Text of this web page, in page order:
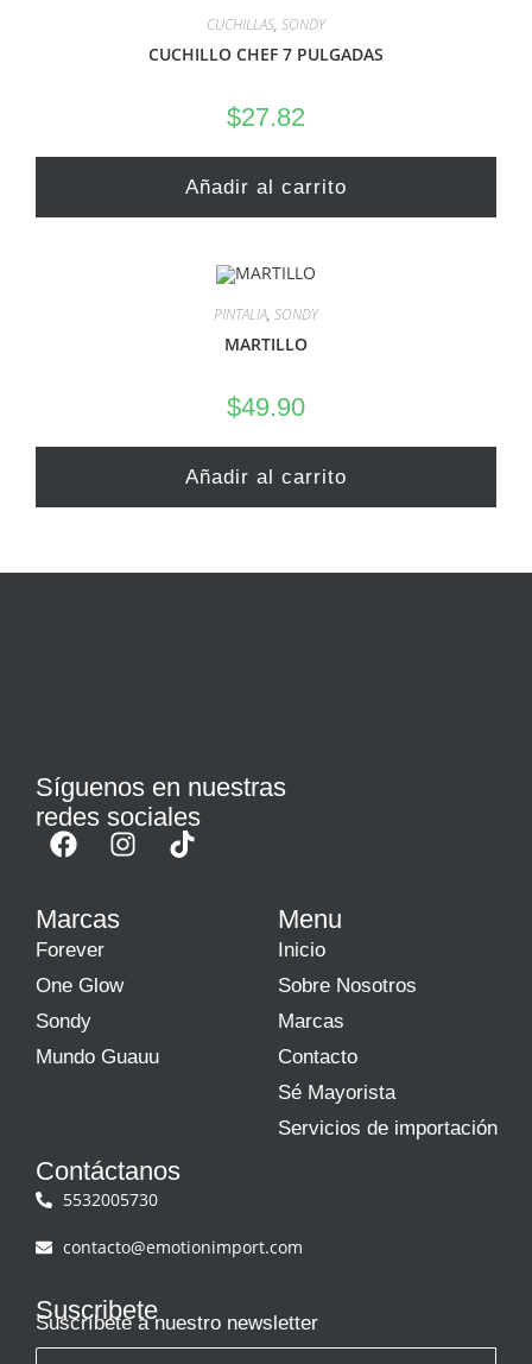
CUCHILLAS, SONDY
CUCHILLO CHEF 7 PULGADAS
$27.82
Añadir al carrito
PINTALIA, SONDY
MARTILLO
$49.90
Añadir al carrito
Síguenos en nuestras
redes sociales
Marcas
Forever
One Glow
Sondy
Mundo Guauu
Menu
Inicio
Sobre Nosotros
Marcas
Contacto
Sé Mayorista
Servicios de importación
Contáctanos
5532005730
contacto@emotionimport.com
Suscribete
Suscríbete a nuestro newsletter